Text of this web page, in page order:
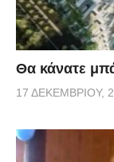
Θα κάνατε
17 ΔΕΚΕΜΒΡΊΟΥ,